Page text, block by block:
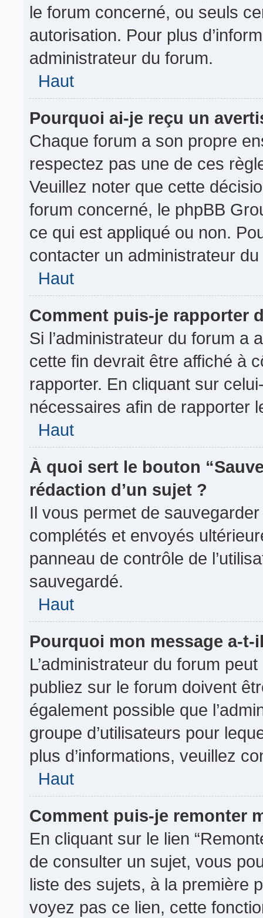
le forum concerné, ou seuls
autorisation. Pour plus
administrateur du forum.
Haut
Pourquoi ai-je reçu un
Chaque forum a son propre
respectez pas une de ces
Veuillez noter que cette
forum concerné, le phpBB
ce qui est appliqué ou non.
contacter un administrateur
Haut
Comment puis-je rapporter
Si l’administrateur du forum a
cette fin devrait être affiché à
rapporter. En cliquant sur
nécessaires afin de rapporter
Haut
À quoi sert le bouton
rédaction d’un sujet ?
Il vous permet de
complétés et envoyés
panneau de contrôle de
sauvegardé.
Haut
Pourquoi mon message a-t-
L’administrateur du forum
publiez sur le forum doivent
également possible que
groupe d’utilisateurs pour
plus d’informations, veuillez
Haut
Comment puis-je remonter
En cliquant sur le lien
de consulter un sujet, vous
liste des sujets, à la première
voyez pas ce lien, cette